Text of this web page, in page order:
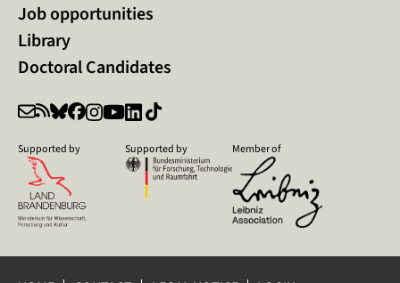
Job opportunities
Library
Doctoral Candidates
Supported by Supported by Member of